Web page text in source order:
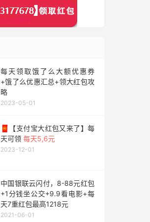
每天领取饿了么大额优惠券
+饿了么优惠汇总+领大红包攻
略
2023-05-01
🧧【支付宝大红包又来了】每
天可领 每天5,6元
2023-12-01
中国银联云闪付，8-88元红包
+1分钱坐公交+9.9看电影+每
天7重红包最高1218元
2021-06-01